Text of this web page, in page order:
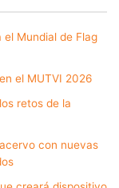
el Mundial de Flag
el MUTVI 2026
retos de la
con nuevas